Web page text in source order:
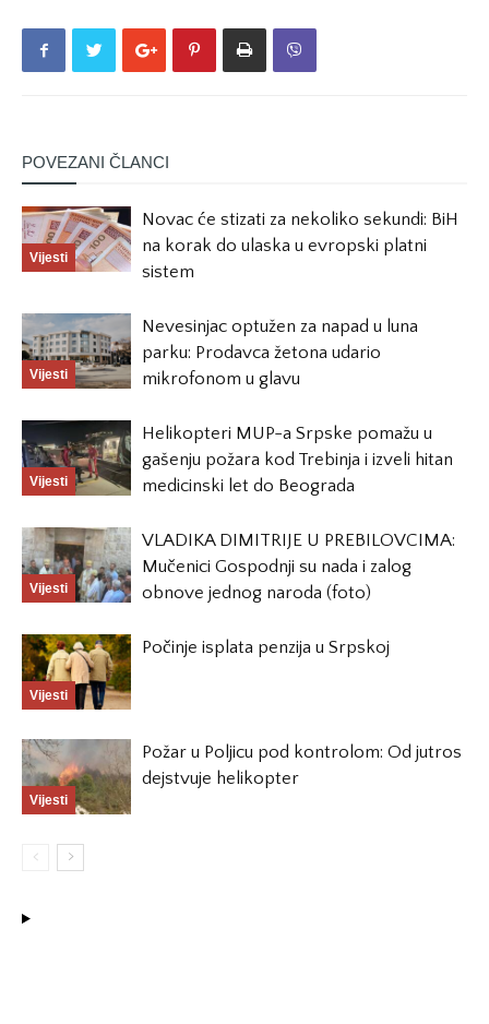
POVEZANI ČLANCI
Vijesti
Novac će stizati za nekoliko sekundi: BiH
na korak do ulaska u evropski platni
sistem
Vijesti
Nevesinjac optužen za napad u luna
parku: Prodavca žetona udario
mikrofonom u glavu
Vijesti
Helikopteri MUP-a Srpske pomažu u
gašenju požara kod Trebinja i izveli hitan
medicinski let do Beograda
Vijesti
VLADIKA DIMITRIJE U PREBILOVCIMA:
Mučenici Gospodnji su nada i zalog
obnove jednog naroda (foto)
Vijesti
Počinje isplata penzija u Srpskoj
Vijesti
Požar u Poljicu pod kontrolom: Od jutros
dejstvuje helikopter